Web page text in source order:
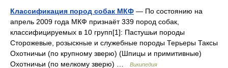
Классификация пород собак МКФ — По состоянию на
апрель 2009 года МКФ признаёт 339 пород собак,
классифицируемых в 10 групп[1]: Пастушьи породы
Сторожевые, розыскные и служебные породы Терьеры Таксы
Охотничьи (по крупному зверю) (Шпицы и примитивные)
Охотничьи (по мелкому зверю) …
Википедия